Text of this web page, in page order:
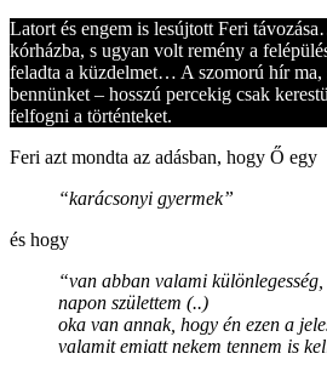
Latort és engem is lesújtott Feri
kórházba, s ugyan volt remény a
feladta a küzdelmet… A szomorú hír ma,
bennünket – hosszú percekig csak
felfogni a történteket.
Feri azt mondta az adásban, hogy Ő egy
“karácsonyi gyermek”
és hogy
“van abban valami
napon születtem (..)
oka van annak, hogy én ezen a
valamit emiatt nekem tennem is